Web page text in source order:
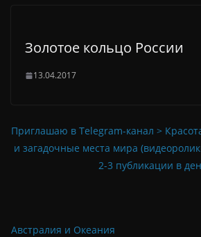
Золотое кольцо России
13.04.2017
Приглашаю в Telegram-канал >
и загадочные места мира
2-3 публикации в
Австралия и Океания